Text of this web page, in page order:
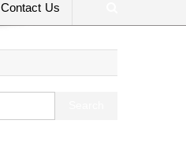
Contact Us